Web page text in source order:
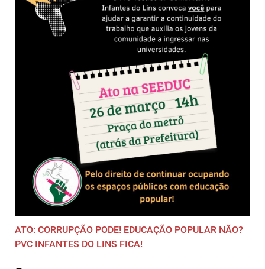
ATO: CORRUPÇÃO PODE! EDUCAÇÃO POPULAR NÃO?
PVC INFANTES DO LINS FICA!